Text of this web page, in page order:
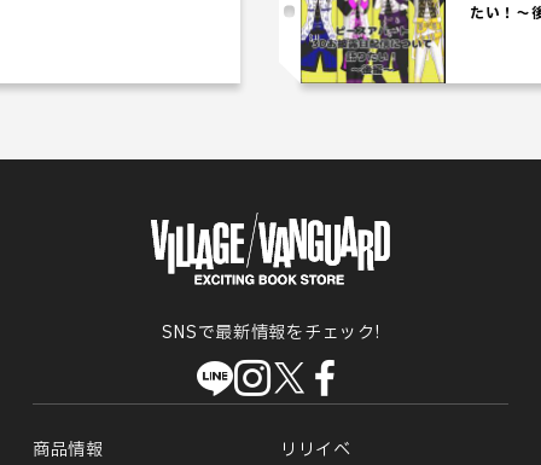
たい！～後編
SNSで最新情報をチェック!
商品情報
リリイベ